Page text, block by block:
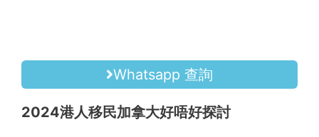
Whatsapp 查詢
2024港人移民加拿大好唔好探討